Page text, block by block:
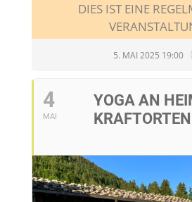
DIES IST EINE
5. MAI 2025 19:00
4
MAI
YOGA AN
KRAFTORTEN